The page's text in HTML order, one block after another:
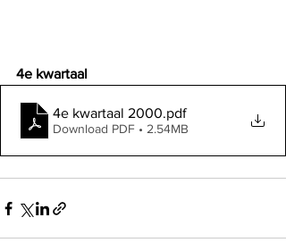
4e kwartaal
4e kwartaal 2000.pdf
Download PDF • 2.54MB